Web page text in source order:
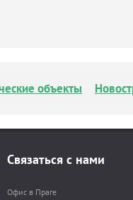
объекты
Связаться с нами
Офис в Праге